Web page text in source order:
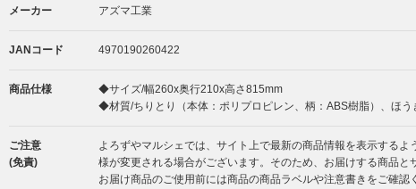
メーカー アズマ工業
JANコード 4970190260422
商品仕様
◆サイズ/幅260x奥行210x高さ815mm
◆材質/ちりとり（本体：ポリプロピレン、柄：ABS樹脂）、ほう
ご注意
(免責)
よろずやマルシェでは、サイト上で最新の商品情報を表示する
様が変更される場合がございます。そのため、お届けする商品と
お届け商品のご使用前には商品の商品ラベルや注意書きをご確